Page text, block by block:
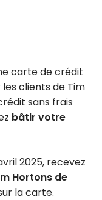
carte de crédit
clients de Tim
sans frais
bâtir votre
2025, recevez
Hortons de
la carte.